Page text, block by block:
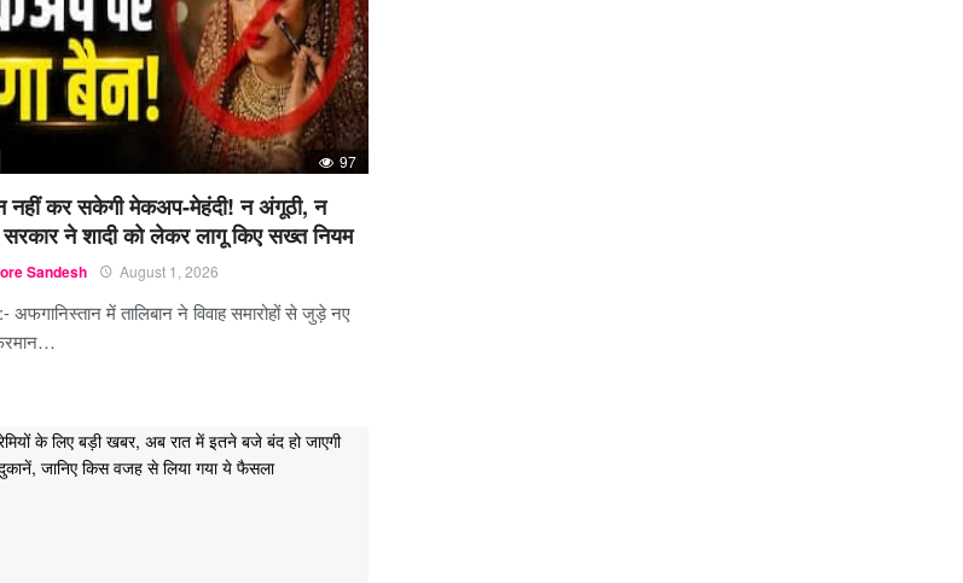
97
नहीं कर सकेगी मेकअप-मेहंदी! न अंगूठी, न
ने शादी को लेकर लागू किए सख्त नियम
Sandesh August 1, 2026
अफगानिस्तान में तालिबान ने विवाह समारोहों से जुड़े नए